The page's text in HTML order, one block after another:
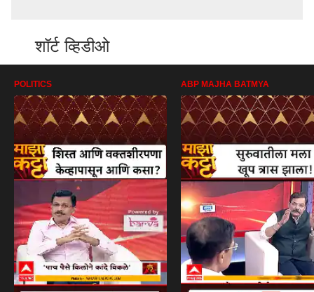
शॉर्ट व्हिडीओ
POLITICS ABP MAJHA BATMYA